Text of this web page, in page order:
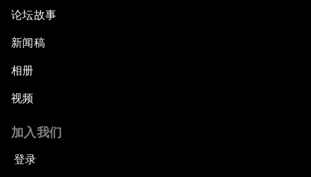
论坛故事
新闻稿
相册
视频
加入我们
登录